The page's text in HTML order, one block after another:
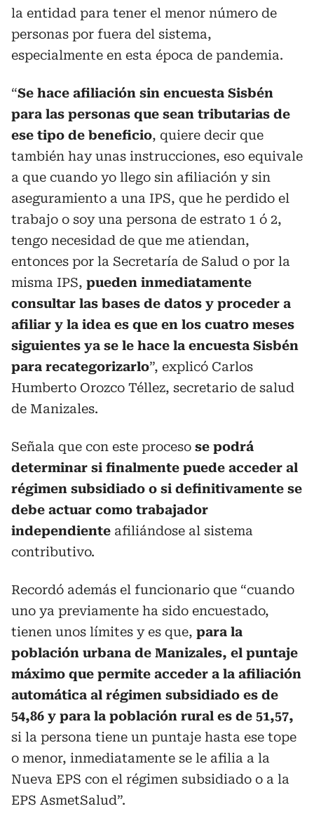
la entidad para tener el menor número de
personas por fuera del sistema,
especialmente en esta época de pandemia.
“Se hace afiliación sin encuesta Sisbén
para las personas que sean tributarias de
ese tipo de beneficio, quiere decir que
también hay unas instrucciones, eso equivale
a que cuando yo llego sin afiliación y sin
aseguramiento a una IPS, que he perdido el
trabajo o soy una persona de estrato 1 ó 2,
tengo necesidad de que me atiendan,
entonces por la Secretaría de Salud o por la
misma IPS, pueden inmediatamente
consultar las bases de datos y proceder a
afiliar y la idea es que en los cuatro meses
siguientes ya se le hace la encuesta Sisbén
para recategorizarlo”, explicó Carlos
Humberto Orozco Téllez, secretario de salud
de Manizales.
Señala que con este proceso se podrá
determinar si finalmente puede acceder al
régimen subsidiado o si definitivamente se
debe actuar como trabajador
independiente afiliándose al sistema
contributivo.
Recordó además el funcionario que “cuando
uno ya previamente ha sido encuestado,
tienen unos límites y es que, para la
población urbana de Manizales, el puntaje
máximo que permite acceder a la afiliación
automática al régimen subsidiado es de
54,86 y para la población rural es de 51,57,
si la persona tiene un puntaje hasta ese tope
o menor, inmediatamente se le afilia a la
Nueva EPS con el régimen subsidiado o a la
EPS AsmetSalud”.